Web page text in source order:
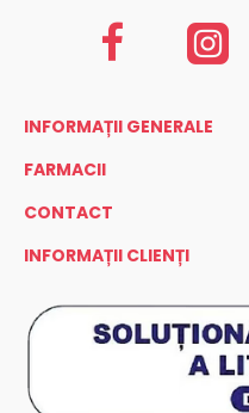
INFORMAȚII GENERALE
FARMACII
CONTACT
INFORMAȚII CLIENȚI